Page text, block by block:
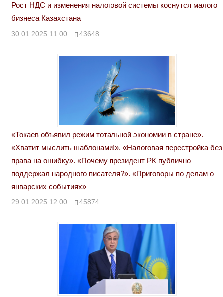
Рост НДС и изменения налоговой системы коснутся малого
бизнеса Казахстана
30.01.2025 11:00 43648
«Токаев объявил режим тотальной экономии в стране».
«Хватит мыслить шаблонами!». «Налоговая перестройка без
права на ошибку». «Почему президент РК публично
поддержал народного писателя?». «Приговоры по делам о
январских событиях»
29.01.2025 12:00 45874